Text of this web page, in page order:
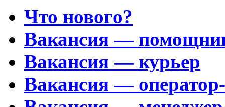
Что нового?
Вакансия —
Вакансия — курьер
Вакансия —